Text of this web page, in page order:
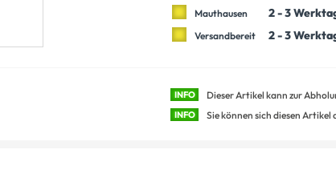
INFO Dieser Artikel kann zur
INFO Sie können sich diesen
Mauthausen 2 - 3
Versandbereit 2 - 3